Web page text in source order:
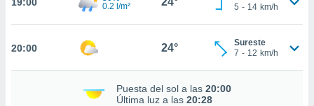
únicos
0.2 l/m²
5 - 14 km/h
20:00 24°
Sureste
7 - 12 km/h
Puesta del sol a las 20:00
Última luz a las 20:28